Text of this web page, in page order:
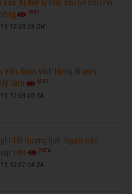
sữa' bị đồn ly hôn sau bê bối tình
6580
12:03:33 CH
Vân, Đàm Vĩnh Hưng đi xem
Tâm
6261
11:03:00 SA
Tết Dương lịch: Người tiệc
viện
7674
10:01:54 SA